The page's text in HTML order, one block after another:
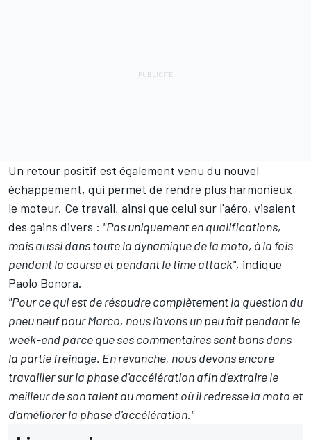
Un retour positif est également venu du nouvel
échappement, qui permet de rendre plus harmonieux
le moteur. Ce travail, ainsi que celui sur l'aéro, visaient
des gains divers : "Pas uniquement en qualifications,
mais aussi dans toute la dynamique de la moto, à la fois
pendant la course et pendant le time attack", indique
Paolo Bonora.
"Pour ce qui est de résoudre complètement la question du
pneu neuf pour Marco, nous l'avons un peu fait pendant le
week-end parce que ses commentaires sont bons dans
la partie freinage. En revanche, nous devons encore
travailler sur la phase d'accélération afin d'extraire le
meilleur de son talent au moment où il redresse la moto et
d'améliorer la phase d'accélération."